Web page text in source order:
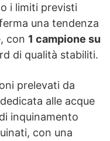
i limiti previsti
una tendenza
con 1 campione su
di qualità stabiliti.
prelevati da
alle acque
inquinamento
con una